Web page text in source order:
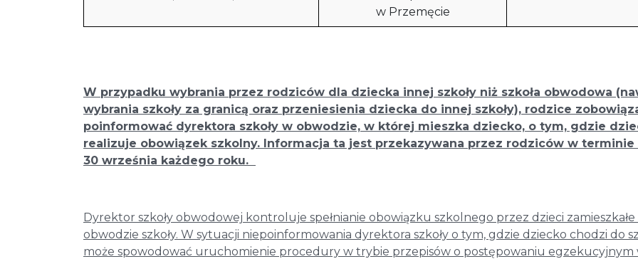
w Przemęcie
W przypadku wybrania przez rodziców dla dziecka innej szkoły niż szkoła obwodowa
wybrania szkoły za granicą oraz przeniesienia dziecka do innej szkoły), rodzice
poinformować dyrektora szkoły w obwodzie, w której mieszka dziecko, o tym, gdzie
realizuje obowiązek szkolny. Informacja ta jest przekazywana przez rodziców w terminie
30 września każdego roku.
Dyrektor szkoły obwodowej kontroluje spełnianie obowiązku szkolnego przez dzieci zamieszkałe
obwodzie szkoły. W sytuacji niepoinformowania dyrektora szkoły o tym, gdzie dziecko chodzi do
może spowodować uruchomienie procedury w trybie przepisów o postępowaniu egzekucyjnym